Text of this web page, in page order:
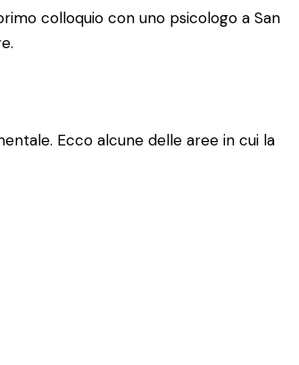
colloquio con uno psicologo a San
Ecco alcune delle aree in cui la